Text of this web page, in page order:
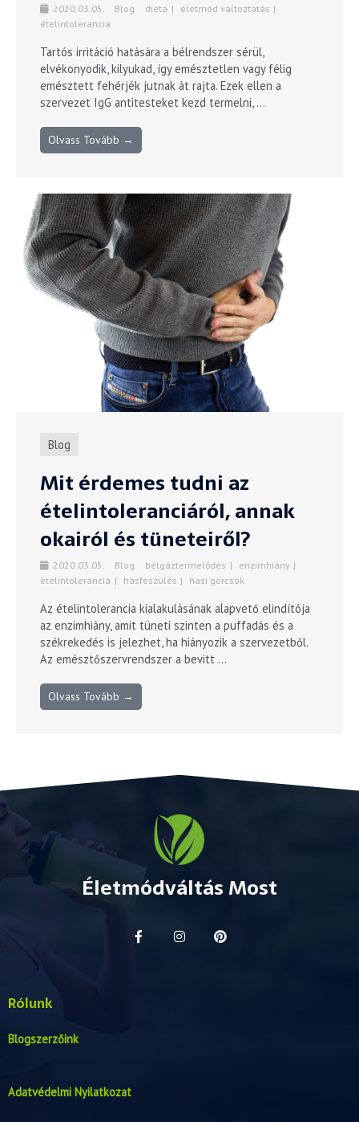
2020.03.05. Blog diéta
életmód változtatás
ételintolerancia
Tartós irritáció hatására a bélrendszer sérül,
elvékonyodik, kilyukad, így emésztetlen vagy félig
emésztett fehérjék jutnak át rajta. Ezek ellen a
szervezet IgG antitesteket kezd termelni, ...
Olvass Tovább →
Blog
Mit érdemes tudni az
ételintoleranciáról, annak
okairól és tüneteiről?
2020.03.05. Blog bélgáztermelődés
enzimhiány
ételintolerancia
hasfeszülés hasi görcsök
Az ételintolerancia kialakulásának alapvető elindítója
az enzimhiány, amit tüneti szinten a puffadás és a
székrekedés is jelezhet, ha hiányozik a szervezetből.
Az emésztőszervrendszer a bevitt ...
Olvass Tovább →
Életmódváltás Most
Rólunk
Blogszerzőink
Adatvédelmi Nyilatkozat